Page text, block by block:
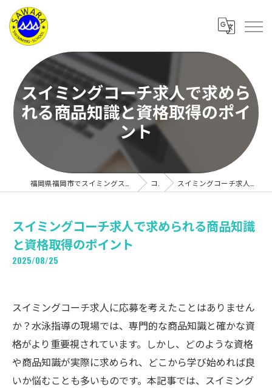
スイミングコーチ求人で求めら
れる商品知識と資格取得のポイ
ント
コラム スイミングコーチ求人で求められる商品知識と資格取得のポイント
スイミングコーチ求人で求められる商品知識
と資格取得のポイント
2025/08/25
スイミングコーチ求人に応募を考えたことはありません
か？水泳指導の現場では、専門的な商品知識と確かな資
格がより重要視されています。しかし、どのような資格
や商品知識が実際に求められ、どこから学び始めれば良
いか悩むことも多いものです。本記事では、スイミング